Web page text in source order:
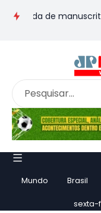
de manuscrito em
Mundo Brasil
sexta-